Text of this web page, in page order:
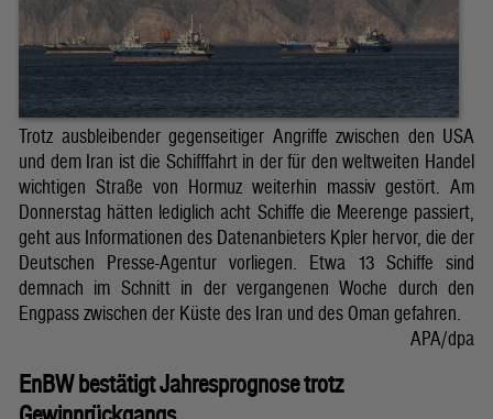
Trotz ausbleibender gegenseitiger Angriffe zwischen den USA
und dem Iran ist die Schifffahrt in der für den weltweiten Handel
wichtigen Straße von Hormuz weiterhin massiv gestört. Am
Donnerstag hätten lediglich acht Schiffe die Meerenge passiert,
geht aus Informationen des Datenanbieters Kpler hervor, die der
Deutschen Presse-Agentur vorliegen. Etwa 13 Schiffe sind
demnach im Schnitt in der vergangenen Woche durch den
Engpass zwischen der Küste des Iran und des Oman gefahren.
APA/dpa
EnBW bestätigt Jahresprognose trotz